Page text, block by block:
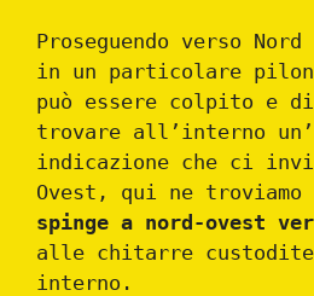
Proseguendo verso
in un particolare
può essere colpito e
trovare all’interno
indicazione che ci
Ovest, qui ne
spinge a nord-ovest
alle chitarre
interno.